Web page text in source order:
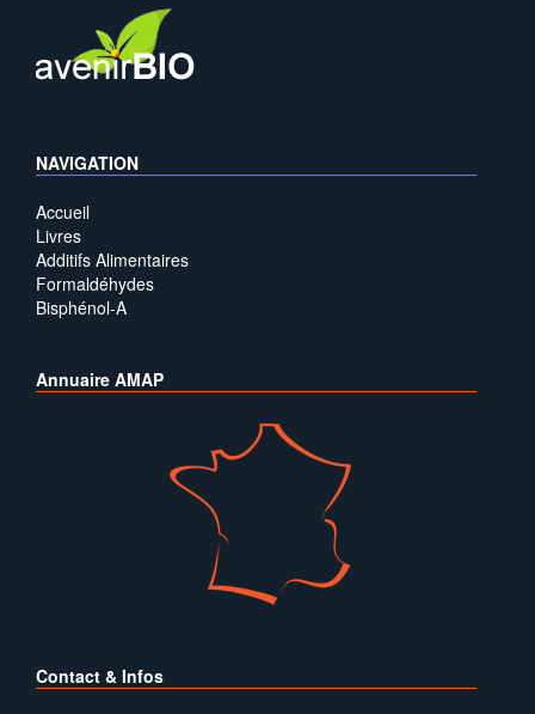
NAVIGATION
Accueil
Livres
Additifs Alimentaires
Formaldéhydes
Bisphénol-A
Annuaire AMAP
Contact & Infos